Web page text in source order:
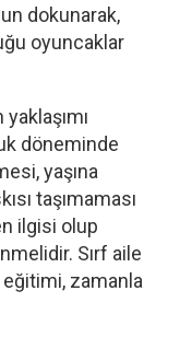
dokunarak,
oyuncaklar
döneminde
yaşına
taşımaması
ilgisi olup
Sırf aile
zamanla